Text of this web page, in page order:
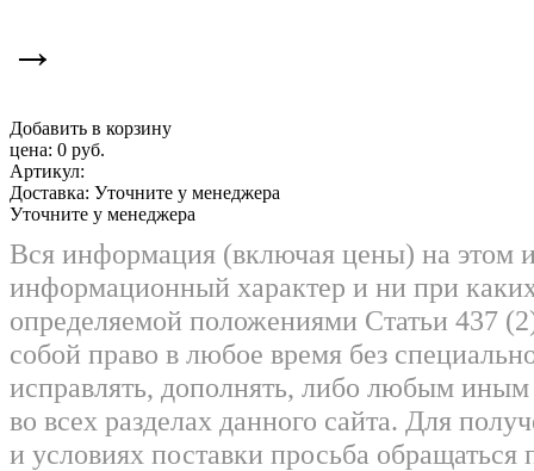
→
Добавить в корзину
цена: 0 руб.
Артикул:
Доставка: Уточните у менеджера
Уточните у менеджера
Вся информация (включая цены) на этом
информационный характер и ни при
определяемой положениями Статьи 437
собой право в любое время без
исправлять, дополнять, либо любым
во всех разделах данного сайта. Для
и условиях поставки просьба